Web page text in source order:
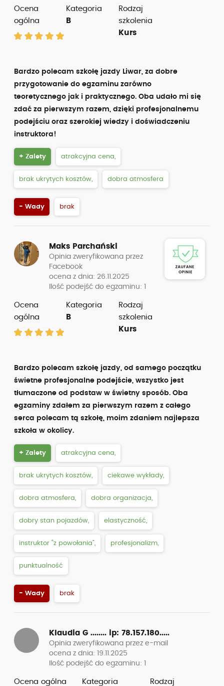
Ocena
ogólna
Kategoria
B
Rodzaj
szkolenia
Kurs
Bardzo polecam szkołę jazdy Liwar, za dobre
przygotowanie do egzaminu zarówno
teoretycznego jak i praktycznego. Oba udało mi się
zdać za pierwszym razem, dzięki profesjonalnemu
podejściu oraz szerokiej wiedzy i doświadczeniu
instruktora!
+ Zalety atrakcyjna cena,
brak ukrytych kosztów, dobra atmosfera
- Wady brak
Maks Parchański
Opinia zweryfikowana przez
Facebook
ocena z dnia: 26.11.2025
Ilość podejść do egzaminu: 1
Ocena
ogólna
Kategoria
B
Rodzaj
szkolenia
Kurs
Bardzo polecam szkołę jazdy, od samego początku
świetne profesjonalne podejście, wszystko jest
tłumaczone od podstaw w świetny sposób. Oba
egzaminy zdałem za pierwszym razem z całego
serca polecam tą szkołę, moim zdaniem najlepsza
szkoła w okolicy.
+ Zalety atrakcyjna cena,
brak ukrytych kosztów, ciekawe wykłady,
dobra atmosfera, dobra organizacja,
dobry stan pojazdów, elastyczność,
instruktor “z powołania”, profesjonalizm,
punktualność
- Wady brak
Klaudia G ........ ip: 78.157.180.....
Opinia zweryfikowana przez e-mail
ocena z dnia: 19.11.2025
Ilość podejść do egzaminu: 1
Ocena ogólna
Kategoria
Rodzaj